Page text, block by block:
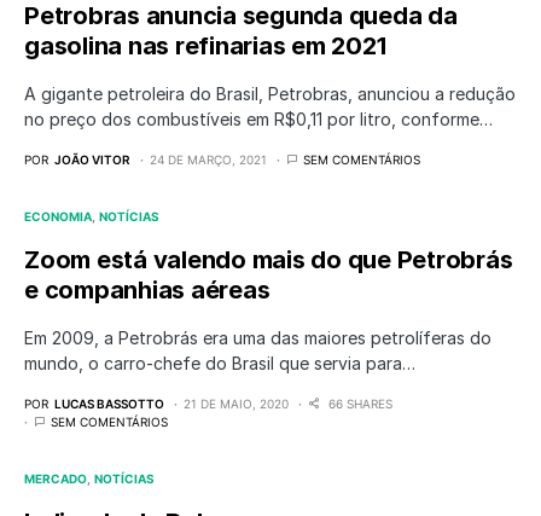
Petrobras anuncia segunda queda da
gasolina nas refinarias em 2021
A gigante petroleira do Brasil, Petrobras, anunciou a redução
no preço dos combustíveis em R$0,11 por litro, conforme…
POR JOÃO VITOR 24 DE MARÇO, 2021 SEM COMENTÁRIOS
ECONOMIA NOTÍCIAS
Zoom está valendo mais do que Petrobrás
e companhias aéreas
Em 2009, a Petrobrás era uma das maiores petrolíferas do
mundo, o carro-chefe do Brasil que servia para…
POR LUCAS BASSOTTO 21 DE MAIO, 2020
66 SHARES
SEM COMENTÁRIOS
MERCADO NOTÍCIAS